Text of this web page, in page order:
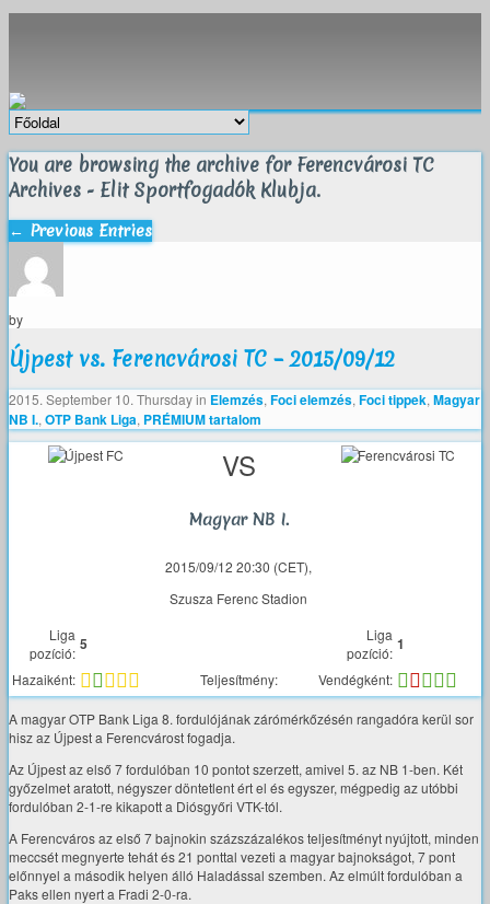
You are browsing the archive for Ferencvárosi TC
Archives - Elit Sportfogadók Klubja.
← Previous Entries
by
Újpest vs. Ferencvárosi TC – 2015/09/12
2015. September 10. Thursdayin Elemzés, Foci elemzés, Foci tippek, Magyar
NB I., OTP Bank Liga, PRÉMIUM tartalom
VS
Magyar NB I.
2015/09/12 20:30 (CET),
Szusza Ferenc Stadion
Liga
pozíció: 5
Liga
pozíció: 1
Hazaiként: Teljesítmény: Vendégként:
A magyar OTP Bank Liga 8. fordulójának zárómérkőzésén rangadóra kerül sor
hisz az Újpest a Ferencvárost fogadja.
Az Újpest az első 7 fordulóban 10 pontot szerzett, amivel 5. az NB 1-ben. Két
győzelmet aratott, négyszer döntetlent ért el és egyszer, mégpedig az utóbbi
fordulóban 2-1-re kikapott a Diósgyőri VTK-tól.
A Ferencváros az első 7 bajnokin százszázalékos teljesítményt nyújtott, minden
meccsét megnyerte tehát és 21 ponttal vezeti a magyar bajnokságot, 7 pont
előnnyel a második helyen álló Haladással szemben. Az elmúlt fordulóban a
Paks ellen nyert a Fradi 2-0-ra.